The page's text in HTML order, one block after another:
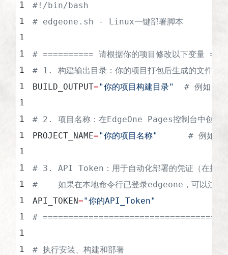
#!/bin/bash
# edgeone.sh - Linux一键部署脚本
# ========== 请根据你的项目修改以下变量
# 1. 构建输出目录：你的项目打包后生成的文件夹
BUILD_OUTPUT="你的项目构建目录"
# 例如：
# 2. 项目名称：在EdgeOne Pages控制台中创建
PROJECT_NAME="你的项目名称"
# 例如
# 3. API Token：用于自动化部署的凭证（在控制
#    如果在本地命令行已登录edgeone，可以注
API_TOKEN="你的API_Token"
#
# 执行安装、构建和部署